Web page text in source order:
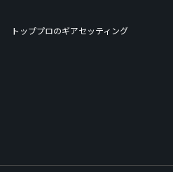
トッププロのギアセッティング